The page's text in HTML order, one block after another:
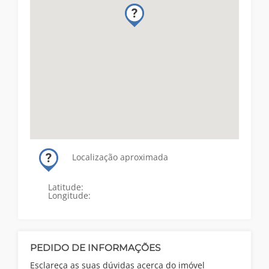
Localização aproximada
Latitude:
Longitude:
PEDIDO DE INFORMAÇÕES
Esclareça as suas dúvidas acerca do imóvel